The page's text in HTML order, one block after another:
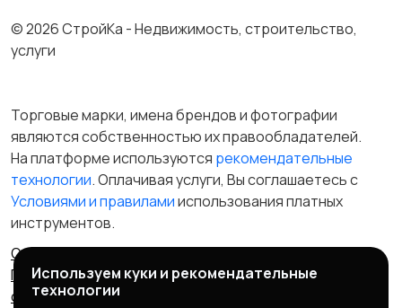
© 2026 СтройКа - Недвижимость, строительство,
услуги
Торговые марки, имена брендов и фотографии
являются собственностью их правообладателей.
На платформе используются рекомендательные
технологии. Оплачивая услуги, Вы соглашаетесь c
Условиями и правиламииспользования платных
инструментов.
Отказ от ответственности
Правила сервиса
Политика конфиденциальности
Пользовательское
соглашение
Запрещенные товары/услуги
Используем куки и рекомендательные
технологии